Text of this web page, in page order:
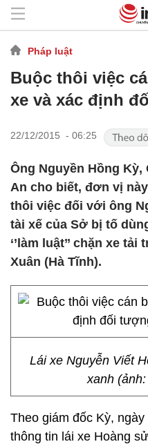
Pháp luật
Buộc thôi việc
xe và xác định
22/12/2015 - 06:25
Ông Nguyền Hồng Kỳ,
An cho biết, đơn vị
thôi việc đối với ông
tài xế của Sở bị tố
‘’làm luật’’ chặn xe
Xuân (Hà Tĩnh).
Lái xe Nguyễn Viết
xanh
Theo giám đốc Kỳ,
thông tin lái xe Hoàng